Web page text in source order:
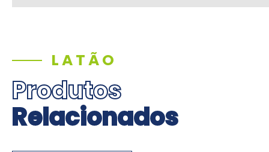
LATÃO
Produtos
Relacionados